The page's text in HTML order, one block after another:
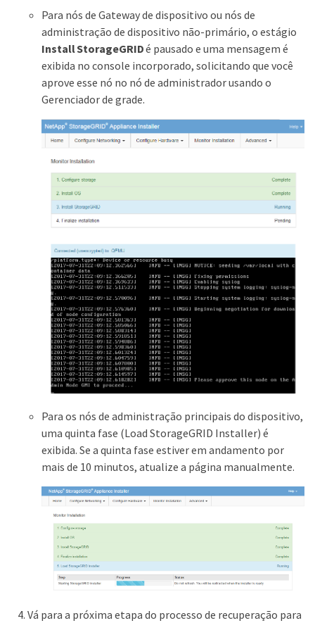
Para nós de Gateway de dispositivo ou nós de
administração de dispositivo não-primário, o estágio
Install StorageGRIDé pausado e uma mensagem é
exibida no console incorporado, solicitando que você
aprove esse nó no nó de administrador usando o
Gerenciador de grade.
Para os nós de administração principais do dispositivo,
uma quinta fase (Load StorageGRID Installer) é
exibida. Se a quinta fase estiver em andamento por
mais de 10 minutos, atualize a página manualmente.
Vá para a próxima etapa do processo de recuperação para